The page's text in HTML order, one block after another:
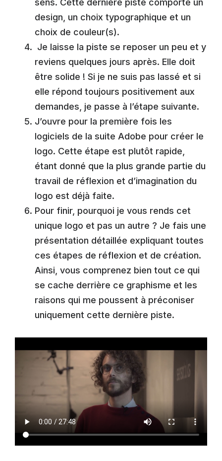
sens. Cette dernière piste comporte un
design, un choix typographique et un
choix de couleur(s).
Je laisse la piste se reposer un peu et y
reviens quelques jours après. Elle doit
être solide ! Si je ne suis pas lassé et si
elle répond toujours positivement aux
demandes, je passe à l’étape suivante.
J’ouvre pour la première fois les
logiciels de la suite Adobe pour créer le
logo. Cette étape est plutôt rapide,
étant donné que la plus grande partie du
travail de réflexion et d’imagination du
logo est déjà faite.
Pour finir, pourquoi je vous rends cet
unique logo et pas un autre ? Je fais une
présentation détaillée expliquant toutes
ces étapes de réflexion et de création.
Ainsi, vous comprenez bien tout ce qui
se cache derrière ce graphisme et les
raisons qui me poussent à préconiser
uniquement cette dernière piste.